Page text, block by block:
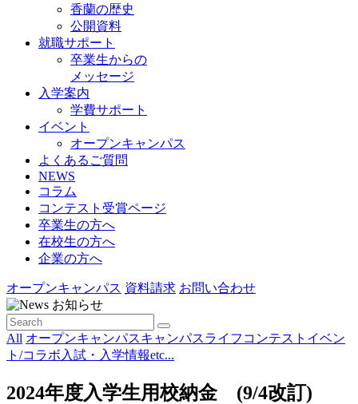
香蘭の歴史
公開資料
就職サポート
卒業生からの
メッセージ
入学案内
学費サポート
イベント
オープンキャンパス
よくあるご質問
NEWS
コラム
コンテスト受賞ページ
卒業生の方へ
在校生の方へ
企業の方へ
オープンキャンパス 資料請求 お問い合わせ
お知らせ
All オープンキャンパスキャンパスライフ コンテスト イベン
ト/コラボ 入試・入学情報etc...
2024年度入学生用校納金 (9/4改訂)